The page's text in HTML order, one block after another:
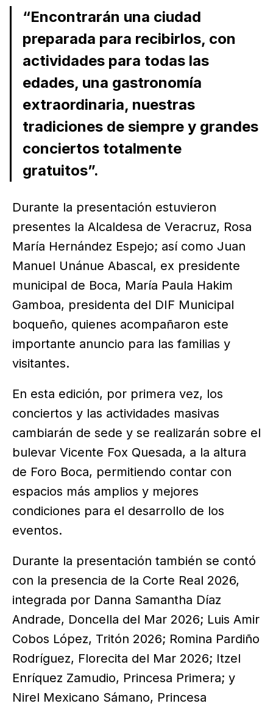
“Encontrarán una ciudad
preparada para recibirlos, con
actividades para todas las
edades, una gastronomía
extraordinaria, nuestras
tradiciones de siempre y grandes
conciertos totalmente
gratuitos”.
Durante la presentación estuvieron
presentes la Alcaldesa de Veracruz, Rosa
María Hernández Espejo; así como Juan
Manuel Unánue Abascal, ex presidente
municipal de Boca, María Paula Hakim
Gamboa, presidenta del DIF Municipal
boqueño, quienes acompañaron este
importante anuncio para las familias y
visitantes.
En esta edición, por primera vez, los
conciertos y las actividades masivas
cambiarán de sede y se realizarán sobre el
bulevar Vicente Fox Quesada, a la altura
de Foro Boca, permitiendo contar con
espacios más amplios y mejores
condiciones para el desarrollo de los
eventos.
Durante la presentación también se contó
con la presencia de la Corte Real 2026,
integrada por Danna Samantha Díaz
Andrade, Doncella del Mar 2026; Luis Amir
Cobos López, Tritón 2026; Romina Pardiño
Rodríguez, Florecita del Mar 2026; Itzel
Enríquez Zamudio, Princesa Primera; y
Nirel Mexicano Sámano, Princesa